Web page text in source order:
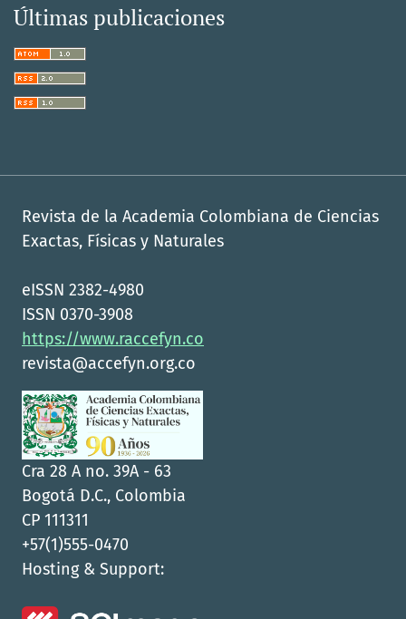
Últimas publicaciones
Revista de la Academia Colombiana de Ciencias
Exactas, Físicas y Naturales
eISSN 2382-4980
ISSN 0370-3908
https://www.raccefyn.co
revista@accefyn.org.co
Cra 28 A no. 39A - 63
Bogotá D.C., Colombia
CP 111311
+57(1)555-0470
Hosting & Support: